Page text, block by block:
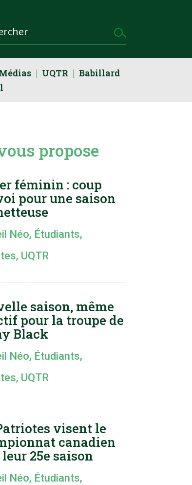
UQTR
Babillard
propose
féminin : coup
pour une saison
Néo, Étudiants,
, UQTR
saison, même
pour la troupe de
Black
Néo, Étudiants,
, UQTR
visent le
canadien
25e saison
Néo, Étudiants,